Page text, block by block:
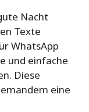
Nacht
Texte
WhatsApp
und einfache
Diese
eine